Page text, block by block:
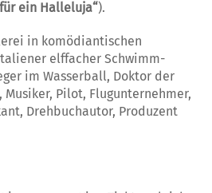
ein Hal­leluja“).
in ko­mö­diantischen
elffacher Schwimm-
im Wasserball, Doktor der
Musiker, Pilot, Flugunterneh­mer,
Drehbuch­au­tor, Produzent